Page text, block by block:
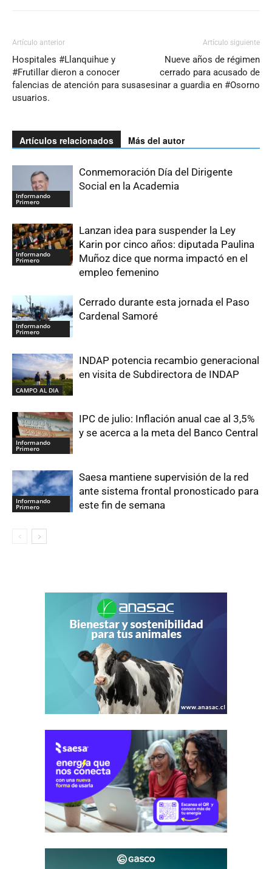
Artículo anterior
Hospitales #Llanquihue y
#Frutillar dieron a conocer
falencias de atención para sus
usuarios.
Artículo siguiente
Nueve años de régimen
cerrado para acusado de
asesinar a guardia en #Osorno
Artículos relacionados Más del autor
Informando
Primero
Conmemoración Día del Dirigente
Social en la Academia
Informando
Primero
Lanzan idea para suspender la Ley
Karin por cinco años: diputada Paulina
Muñoz dice que norma impactó en el
empleo femenino
Informando
Primero
Cerrado durante esta jornada el Paso
Cardenal Samoré
CAMPO AL DIA
INDAP potencia recambio generacional
en visita de Subdirectora de INDAP
Informando
Primero
IPC de julio: Inflación anual cae al 3,5%
y se acerca a la meta del Banco Central
Informando
Primero
Saesa mantiene supervisión de la red
ante sistema frontal pronosticado para
este fin de semana